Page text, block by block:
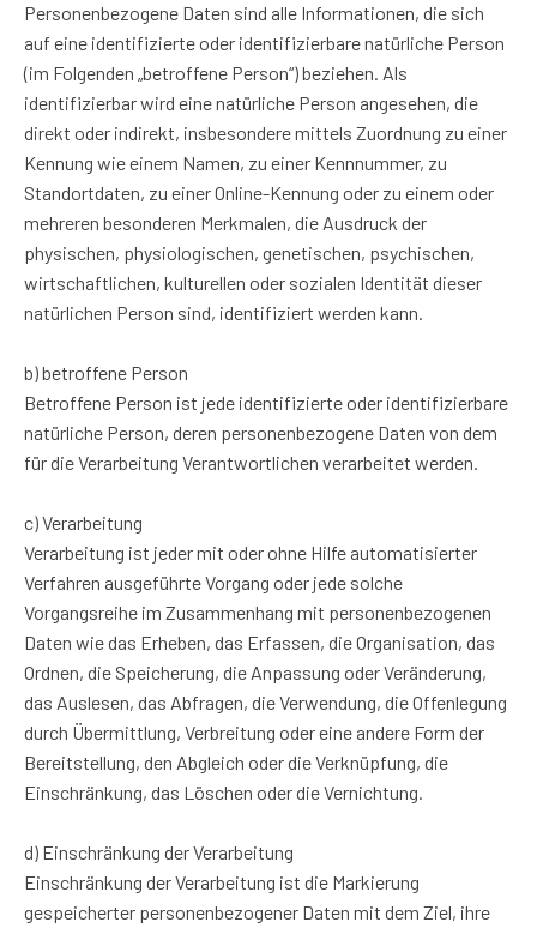
Personenbezogene Daten sind alle Informationen, die sich
auf eine identifizierte oder identifizierbare natürliche Person
(im Folgenden „betroffene Person“) beziehen. Als
identifizierbar wird eine natürliche Person angesehen, die
direkt oder indirekt, insbesondere mittels Zuordnung zu einer
Kennung wie einem Namen, zu einer Kennnummer, zu
Standortdaten, zu einer Online-Kennung oder zu einem oder
mehreren besonderen Merkmalen, die Ausdruck der
physischen, physiologischen, genetischen, psychischen,
wirtschaftlichen, kulturellen oder sozialen Identität dieser
natürlichen Person sind, identifiziert werden kann.
b) betroffene Person
Betroffene Person ist jede identifizierte oder identifizierbare
natürliche Person, deren personenbezogene Daten von dem
für die Verarbeitung Verantwortlichen verarbeitet werden.
c) Verarbeitung
Verarbeitung ist jeder mit oder ohne Hilfe automatisierter
Verfahren ausgeführte Vorgang oder jede solche
Vorgangsreihe im Zusammenhang mit personenbezogenen
Daten wie das Erheben, das Erfassen, die Organisation, das
Ordnen, die Speicherung, die Anpassung oder Veränderung,
das Auslesen, das Abfragen, die Verwendung, die Offenlegung
durch Übermittlung, Verbreitung oder eine andere Form der
Bereitstellung, den Abgleich oder die Verknüpfung, die
Einschränkung, das Löschen oder die Vernichtung.
d) Einschränkung der Verarbeitung
Einschränkung der Verarbeitung ist die Markierung
gespeicherter personenbezogener Daten mit dem Ziel, ihre